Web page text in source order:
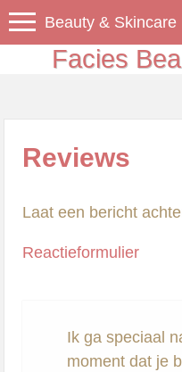
Beauty &
Facies
Reviews
Laat een bericht
Reactieformulier
Ik ga speciaal
moment dat je